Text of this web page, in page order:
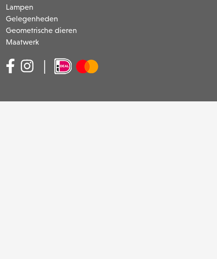
Lampen
Gelegenheden
Geometrische dieren
Maatwerk
|